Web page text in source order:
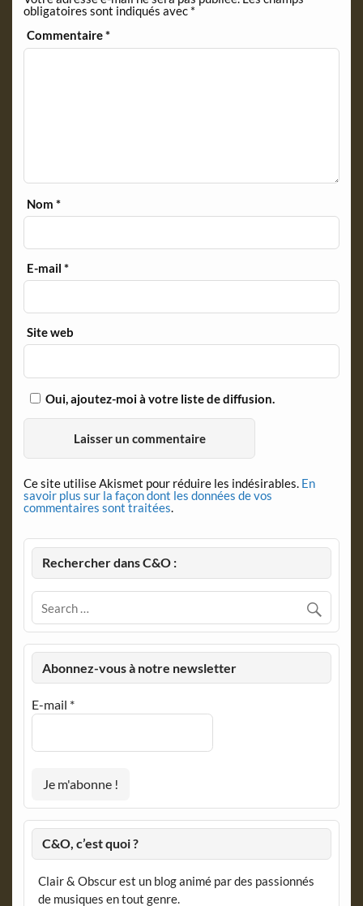
l
y
obligatoires sont indiqués avec *
Commentaire*
Nom*
E-mail*
Site web
Oui, ajoutez-moi à votre liste de diffusion.
Ce site utilise Akismet pour réduire les indésirables. En
savoir plus sur la façon dont les données de vos
commentaires sont traitées.
Rechercher dans C&O :
Abonnez-vous à notre newsletter
E-mail *
C&O, c’est quoi ?
Clair & Obscur est un blog animé par des passionnés
de musiques en tout genre.